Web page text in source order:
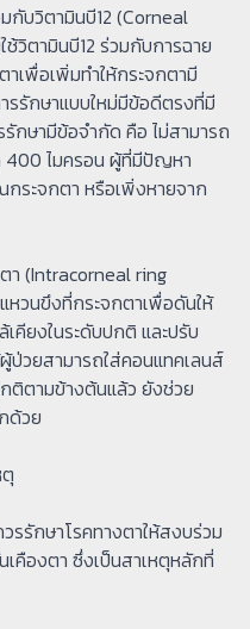
บวิตามินบี12 (Corneal
ช้วิตามินบี12 ร่วมกับการฉาย
เพื่อเพิ่มทำให้กระจกตามี
รรักษาแบบใหม่มีข้อดีตรงที่มี
กษามีข้อจำกัด คือ ไม่สามารถ
400 ไมครอน ผู้ที่มีปัญหา
ระจกตา หรือเพิ่งหายจาก
(Intracorneal ring
วนขึงที่กระจกตาเพื่อดันให้
คียงในระดับปกติ และปรับ
ป่วยสามารถใส่คอนแทคเลนส์
ติตามข้างต้นแล้ว ยังช่วย
ด้วย
รรักษาโรคทางตาให้สงบร่วม
คืองตา ซึ่งเป็นสาเหตุหลักที่